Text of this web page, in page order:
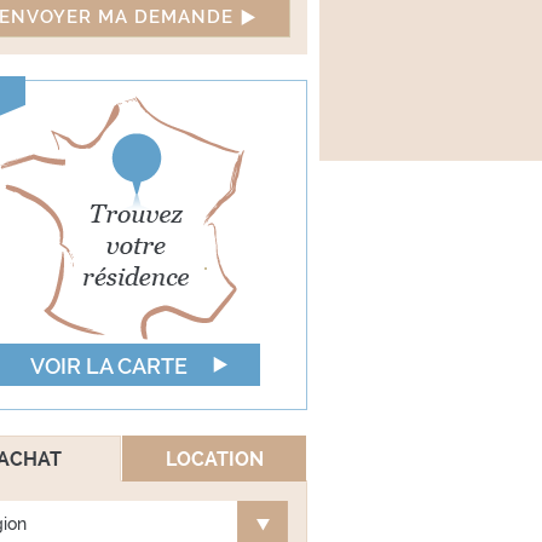
VOIR LA CARTE
LOCATION